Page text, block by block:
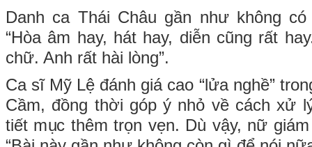
Danh ca Thái Châu gần như không
“Hòa âm hay, hát hay, diễn cũng rất
chữ. Anh rất hài lòng”.
Ca sĩ Mỹ Lệ đánh giá cao “lửa nghề”
Cầm, đồng thời góp ý nhỏ về cách xử
tiết mục thêm trọn vẹn. Dù vậy, nữ